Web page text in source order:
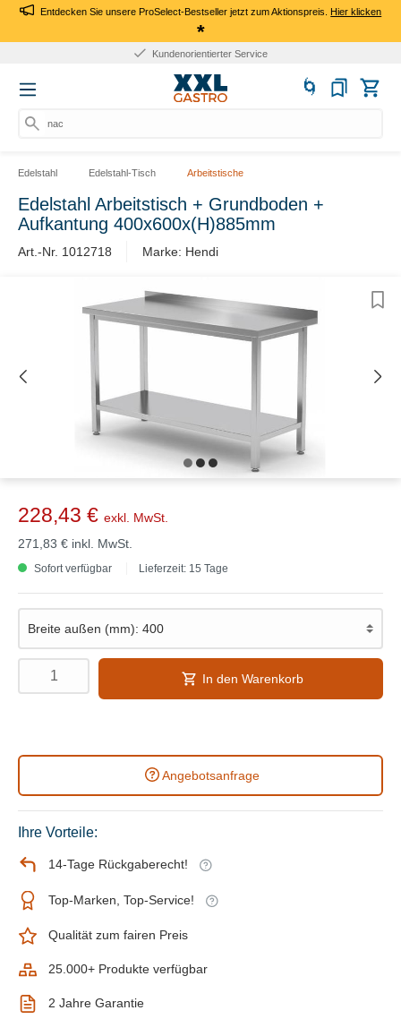
Entdecken Sie unsere ProSelect-Bestseller jetzt zum Aktionspreis.Hier klicken
*
Kundenorientierter Service
nach
Edelstahl Edelstahl-Tisch Arbeitstische
Edelstahl Arbeitstisch + Grundboden +
Aufkantung 400x600x(H)885mm
Art.-Nr. 1012718 Marke: Hendi
228,43 € exkl. MwSt.
271,83 € inkl. MwSt.
Sofort verfügbar Lieferzeit: 15 Tage
In den Warenkorb
Angebotsanfrage
Ihre Vorteile:
14-Tage Rückgaberecht!
Top-Marken, Top-Service!
Qualität zum fairen Preis
25.000+ Produkte verfügbar
2 Jahre Garantie